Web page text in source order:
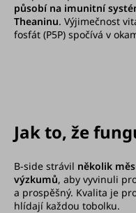
působí na imunitní
Theaninu. Výjimečnost
fosfát (P5P) spočívá v
Jak to, že
B-side strávil několik
výzkumů, aby vyvinuli
a prospěšný. Kvalita je
hlídají každou tobolku.